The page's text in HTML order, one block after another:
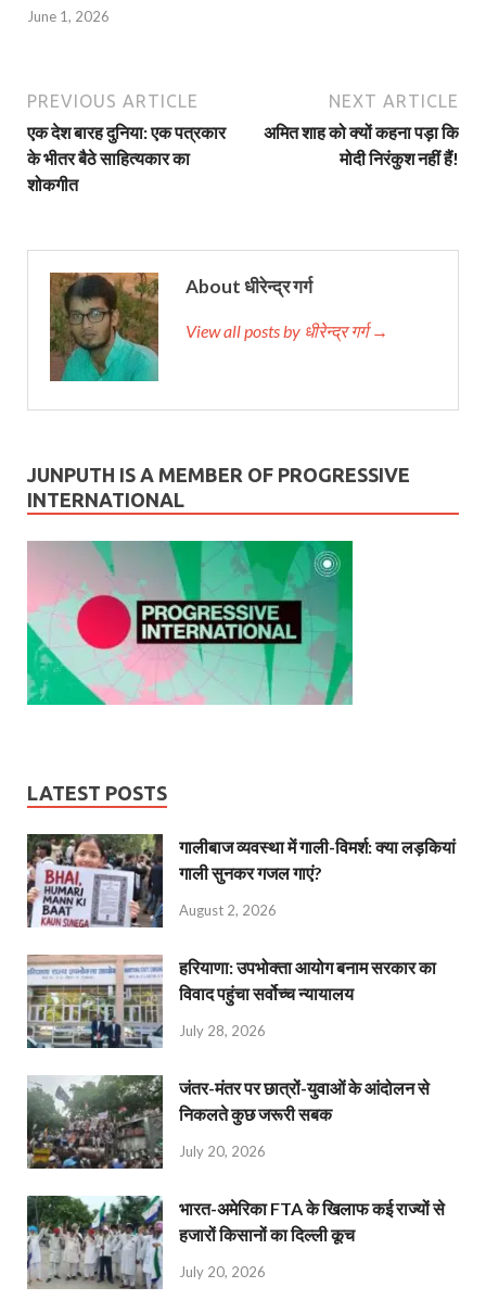
June 1, 2026
PREVIOUS ARTICLE
एक देश बारह दुनिया: एक पत्रकार
के भीतर बैठे साहित्यकार का
शोकगीत
NEXT ARTICLE
अमित शाह को क्यों कहना पड़ा कि
मोदी निरंकुश नहीं हैं!
About धीरेन्द्र गर्ग
View all posts by धीरेन्द्र गर्ग →
JUNPUTH IS A MEMBER OF PROGRESSIVE
INTERNATIONAL
LATEST POSTS
गालीबाज व्‍यवस्‍था में गाली-विमर्श: क्या लड़कियां
गाली सुनकर गजल गाएं?
August 2, 2026
हरियाणा: उपभोक्ता आयोग बनाम सरकार का
विवाद पहुंचा सर्वोच्च न्यायालय
July 28, 2026
जंतर-मंतर पर छात्रों-युवाओं के आंदोलन से
निकलते कुछ जरूरी सबक
July 20, 2026
भारत-अमेरिका FTA के खिलाफ कई राज्यों से
हजारों किसानों का दिल्ली कूच
July 20, 2026